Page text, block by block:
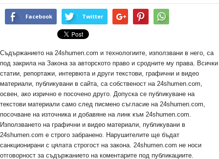
Facebook Twitter
Съдържанието на 24shumen.com и технологиите, използвани в него, са
под закрила на Закона за авторското право и сродните му права. Всички
статии, репортажи, интервюта и други текстови, графични и видео
материали, публикувани в сайта, са собственост на 24shumen.com,
освен, ако изрично е посочено друго. Допуска се публикуване на
текстови материали само след писмено съгласие на 24shumen.com,
посочване на източника и добавяне на линк към 24shumen.com.
Използването на графични и видео материали, публикувани в
24shumen.com е строго забранено. Нарушителите ще бъдат
санкционирани с цялата строгост на закона. 24shumen.com не носи
отговорност за съдържанието на коментарите под публикациите.